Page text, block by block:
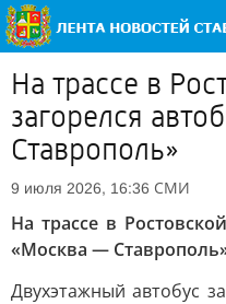
На трассе в
загорелся
Ставрополь»
9 июля 2026, 16:36 СМИ
На трассе в
«Москва —
Двухэтажный автобус